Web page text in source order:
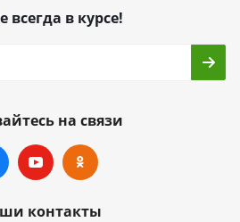
всегда в курсе!
на связи
контакты